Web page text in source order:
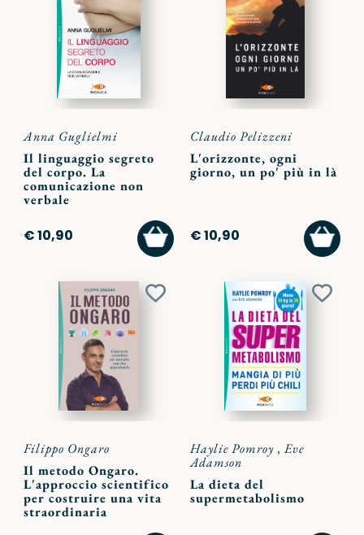
Anna Guglielmi
Il linguaggio segreto
del corpo. La
comunicazione non
verbale
€ 10,90
AGGIUNGI
AL
CARRELLO
Claudio Pelizzeni
L'orizzonte, ogni
giorno, un po' più in là
€ 10,90
AL
Aggiungi
Filippo Ongaro
Il metodo Ongaro.
L'approccio scientifico
per costruire una vita
straordinaria
Haylie Pomroy,Eve
Adamson
La dieta del
supermetabolismo